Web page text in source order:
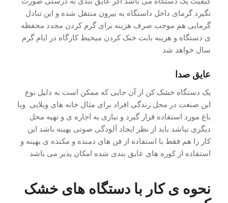
نگیرد گرمای داخل داستگاه به بیرون منتقل شده و این تبادل
گرمایی هم موجب صرف هزینه برای گرم کردن مجدد محفظه
ی دستگاه و هزینه بابت خنک کردن میحیط کارگاه در ایام گرم
سال خواهد شد
عایق صدا
یک دستگاه خشک کن از آن جایی که ممکن است به دلیل نوع
این صنعت در محل زندگی افراد برای مثال خانه های ویلایی ویا
باغ مورد استفاده قرار گیرد و نیازی به اجاره ی و تهیه محل
دیگری نباشد باید از نظر ایجاد آلودگی صوتی بهینه باشد این
کار را هم فقط با استفاده از فن های دمنده و مکنده ی بهینه و
استفاده از کوره های عایق بندی شده امکان پذیر می باشد
نحوه ی کار با دستگاه های خشک